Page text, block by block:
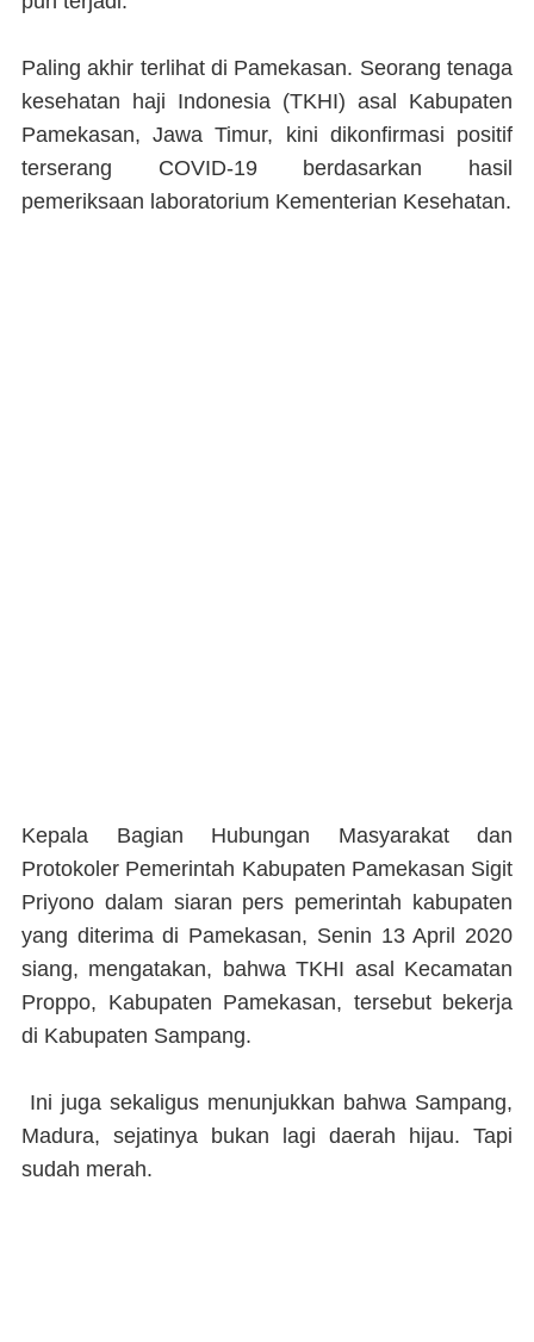
Paling akhir terlihat di Pamekasan. Seorang tenaga
kesehatan haji Indonesia (TKHI) asal Kabupaten
Pamekasan, Jawa Timur, kini dikonfirmasi positif
terserang COVID-19 berdasarkan hasil
pemeriksaan laboratorium Kementerian Kesehatan.
Kepala Bagian Hubungan Masyarakat dan
Protokoler Pemerintah Kabupaten Pamekasan Sigit
Priyono dalam siaran pers pemerintah kabupaten
yang diterima di Pamekasan, Senin 13 April 2020
siang, mengatakan, bahwa TKHI asal Kecamatan
Proppo, Kabupaten Pamekasan, tersebut bekerja
di Kabupaten Sampang.
Ini juga sekaligus menunjukkan bahwa Sampang,
Madura, sejatinya bukan lagi daerah hijau. Tapi
sudah merah.